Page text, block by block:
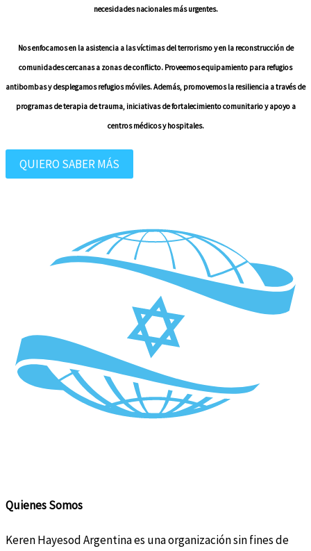
necesidades nacionales más urgentes.
Nos enfocamos en la asistencia a las víctimas del terrorismo y en la reconstrucción de
comunidades cercanas a zonas de conflicto. Proveemos equipamiento para refugios
antibombas y desplegamos refugios móviles. Además, promovemos la resiliencia a través de
programas de terapia de trauma, iniciativas de fortalecimiento comunitario y apoyo a
centros médicos y hospitales.
QUIERO SABER MÁS
Quienes Somos
Keren Hayesod Argentina es una organización sin fines de